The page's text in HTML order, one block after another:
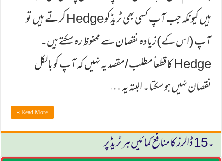
ہیں کیونکہ جب آپ کسی بھی ٹریڈ کو Hedge کرتے ہیں تو
آپ (اس کے) زیادہ نقصان سے محفوظ رہ سکتے ہیں۔
Hedge کا قطعاً مطلب /مقصد یہ نہیں کہ آپ کو بالکل
نقصان نہیں ہو سکتا ۔ البتہ یہ …
Read More »
۔15 ڈالرز كا منافع كمائیں ہر ٹریڈ پر